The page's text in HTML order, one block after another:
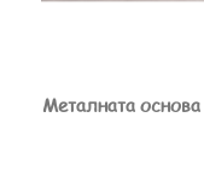
Металната